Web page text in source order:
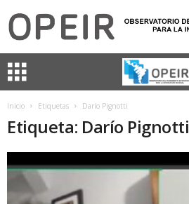
Inicio Etiquetas Darío Pignotti
Etiqueta: Darío Pignotti